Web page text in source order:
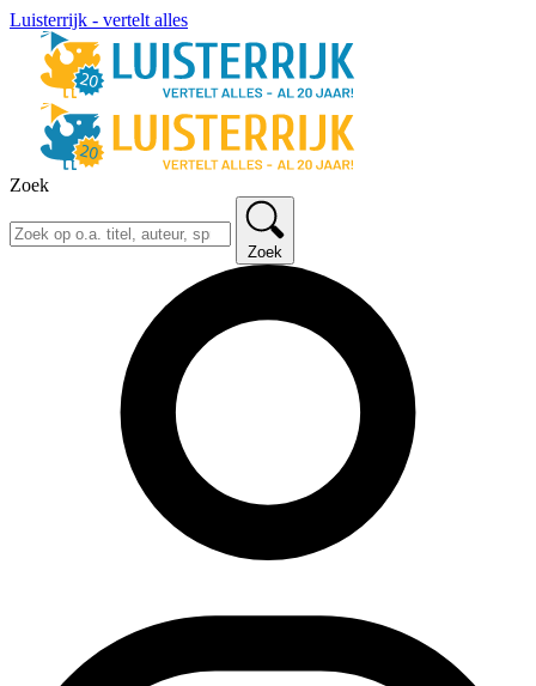
Luisterrijk - vertelt alles
Zoek
Zoek